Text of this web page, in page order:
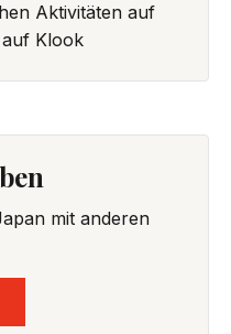
Aktivitäten auf
Klook
mit anderen